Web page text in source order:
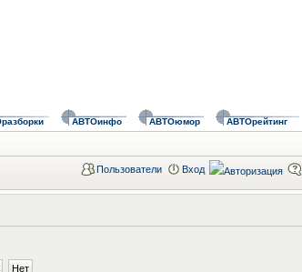
АВТОинфо АВТОюмор АВТОрейтинг
Пользователи Вход